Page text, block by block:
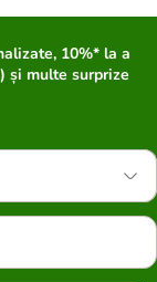
10%* la a
și multe surprize